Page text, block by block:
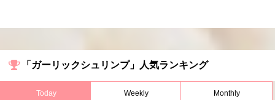
「ガーリックシュリンプ」人気ランキング
Today Weekly Monthly